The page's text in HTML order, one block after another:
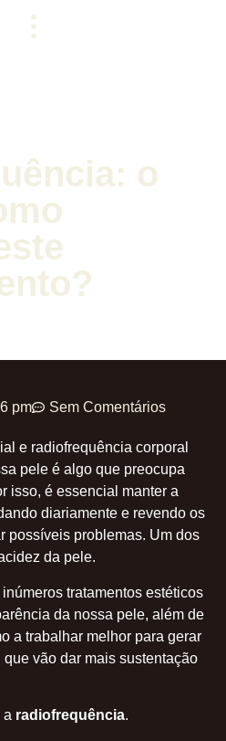
o
pm Sem Comentários
pele é algo que preocupa
isso, é essencial manter a
diariamente e revendo os
possíveis problemas. Um dos
da pele.
tratamentos estéticos
da nossa pele, além de
a trabalhar melhor para gerar
vão dar mais sustentação
a radiofrequência.